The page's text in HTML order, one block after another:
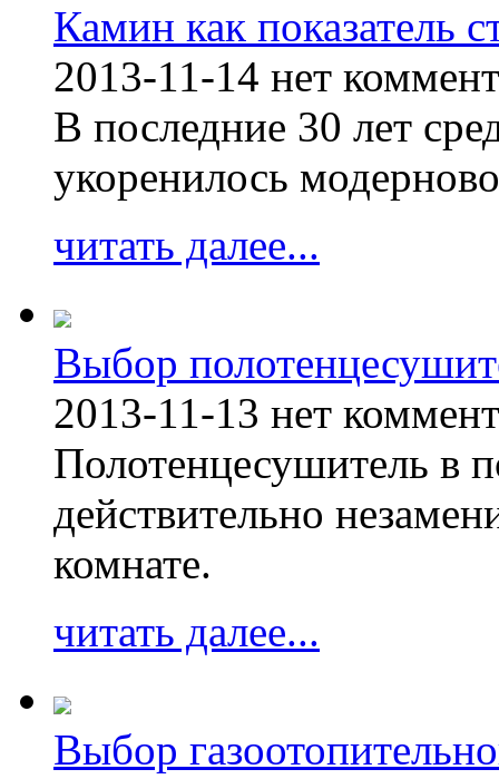
Камин как показатель
2013-11-14 нет
В последние 30 лет
укоренилось
читать далее...
Выбор
2013-11-13 нет
Полотенцесушитель в
действительно
комнате.
читать далее...
Выбор